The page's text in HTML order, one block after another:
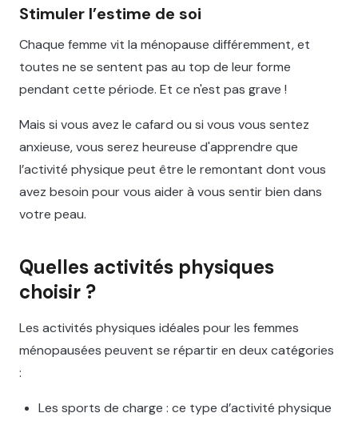
Stimuler l’estime de soi
Chaque femme vit la ménopause différemment, et
toutes ne se sentent pas au top de leur forme
pendant cette période. Et ce n'est pas grave !
Mais si vous avez le cafard ou si vous vous sentez
anxieuse, vous serez heureuse d'apprendre que
l’activité physique peut être le remontant dont vous
avez besoin pour vous aider à vous sentir bien dans
votre peau.
Quelles activités physiques
choisir ?
Les activités physiques idéales pour les femmes
ménopausées peuvent se répartir en deux catégories
:
Les sports de charge : ce type d’activité physique